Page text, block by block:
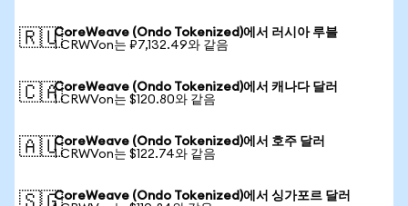
🇷🇺CoreWeave (Ondo Tokenized)에서 러시아 루블
1 CRWVon는 ₽7,132.49와 같음
🇨🇦CoreWeave (Ondo Tokenized)에서 캐나다 달러
1 CRWVon는 $120.80와 같음
🇦🇺CoreWeave (Ondo Tokenized)에서 호주 달러
1 CRWVon는 $122.74와 같음
CoreWeave (Ondo Tokenized)에서 싱가포르 달러